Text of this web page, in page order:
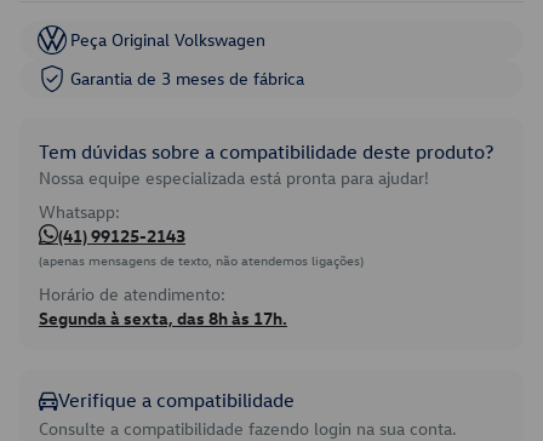
Peça Original Volkswagen
Garantia de 3 meses de fábrica
Tem dúvidas sobre a compatibilidade deste produto?
Nossa equipe especializada está pronta para ajudar!
Whatsapp:
(41) 99125-2143
(apenas mensagens de texto, não atendemos ligações)
Horário de atendimento:
Segunda à sexta, das 8h às 17h.
Verifique a compatibilidade
Consulte a compatibilidade fazendo login na sua conta.